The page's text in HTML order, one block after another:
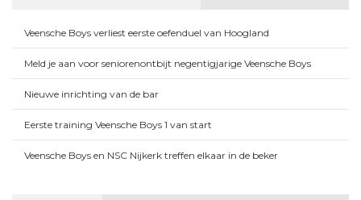
Veensche Boys verliest eerste oefenduel van Hoogland
Meld je aan voor seniorenontbijt negentigjarige Veensche Boys
Nieuwe inrichting van de bar
Eerste training Veensche Boys 1 van start
Veensche Boys en NSC Nijkerk treffen elkaar in de beker